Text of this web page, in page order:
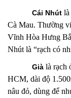
Cái Nhút là
Cà Mau. Thường
Vĩnh Hòa Hưng
Nhút là “rạch có
Già là rạch
HCM, dài độ
nâu đỏ, dùng để